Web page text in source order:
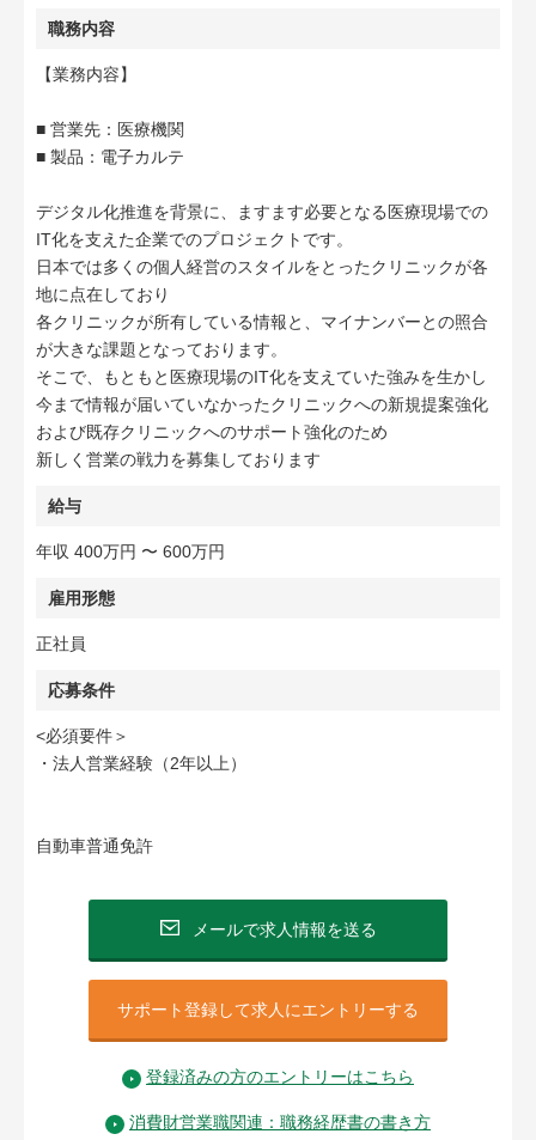
職務内容
【業務内容】
■ 営業先：医療機関
■ 製品：電子カルテ
デジタル化推進を背景に、ますます必要となる医療現場での
IT化を支えた企業でのプロジェクトです。
日本では多くの個人経営のスタイルをとったクリニックが各
地に点在しており
各クリニックが所有している情報と、マイナンバーとの照合
が大きな課題となっております。
そこで、もともと医療現場のIT化を支えていた強みを生かし
今まで情報が届いていなかったクリニックへの新規提案強化
および既存クリニックへのサポート強化のため
新しく営業の戦力を募集しております
給与
年収 400万円 〜 600万円
雇用形態
正社員
応募条件
<必須要件＞
・法人営業経験（2年以上）
自動車普通免許
メールで求人情報を送る
サポート登録して求人にエントリーする
登録済みの方のエントリーはこちら
消費財営業職関連：職務経歴書の書き方